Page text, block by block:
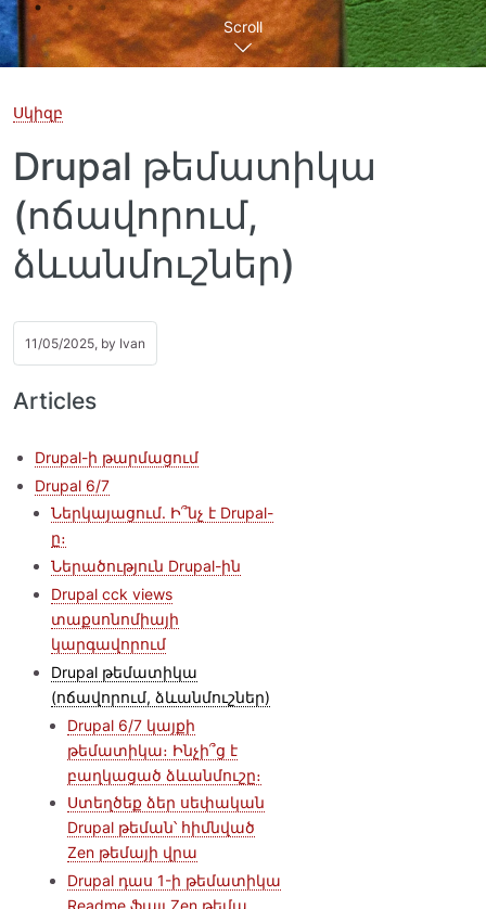
Scroll
Սկիզբ
Drupal թեմատիկա
(ոճավորում,
ձևանմուշներ)
11/05/2025, by Ivan
Articles
Drupal-ի թարմացում
Drupal 6/7
Ներկայացում. Ի՞նչ է Drupal-
ը։
Ներածություն Drupal-ին
Drupal cck views
տաքսոնոմիայի
կարգավորում
Drupal թեմատիկա
(ոճավորում, ձևանմուշներ)
Drupal 6/7 կայքի
թեմատիկա։ Ինչի՞ց է
բաղկացած ձևանմուշը։
Ստեղծեք ձեր սեփական
Drupal թեման՝ հիմնված
Zen թեմայի վրա
Drupal դաս 1-ի թեմատիկա